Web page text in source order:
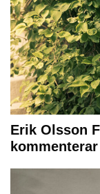
Erik Olsson